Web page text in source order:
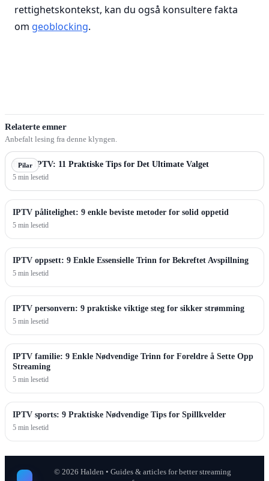
rettighetskontekst, kan du også konsultere fakta
om geoblocking.
Relaterte emner
Anbefalt lesing fra denne klyngen.
Pilar
Beste IPTV: 11 Praktiske Tips for Det Ultimate Valget
5 min lesetid
IPTV pålitelighet: 9 enkle beviste metoder for solid oppetid
5 min lesetid
IPTV oppsett: 9 Enkle Essensielle Trinn for Bekreftet Avspillning
5 min lesetid
IPTV personvern: 9 praktiske viktige steg for sikker strømming
5 min lesetid
IPTV familie: 9 Enkle Nødvendige Trinn for Foreldre å Sette Opp
Streaming
5 min lesetid
IPTV sports: 9 Praktiske Nødvendige Tips for Spillkvelder
5 min lesetid
© 2026 Halden • Guides & articles for better streaming